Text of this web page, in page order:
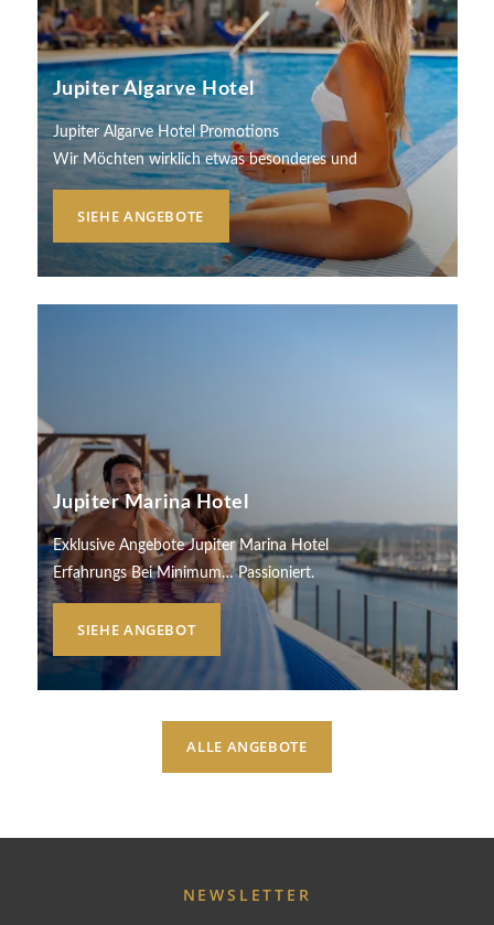
Jupiter Algarve Hotel
Jupiter Algarve Hotel Promotions
Wir Möchten wirklich etwas besonderes und
SIEHE ANGEBOTE
Jupiter Marina Hotel
Exklusive Angebote Jupiter Marina Hotel
Erfahrungs Bei Minimum… Passioniert.
SIEHE ANGEBOT
ALLE ANGEBOTE
NEWSLETTER